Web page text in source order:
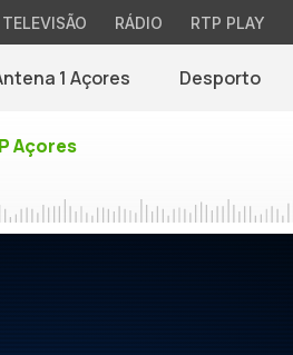
TELEVISÃO RÁDIO RTP PLAY
1 Açores Desporto
Açores